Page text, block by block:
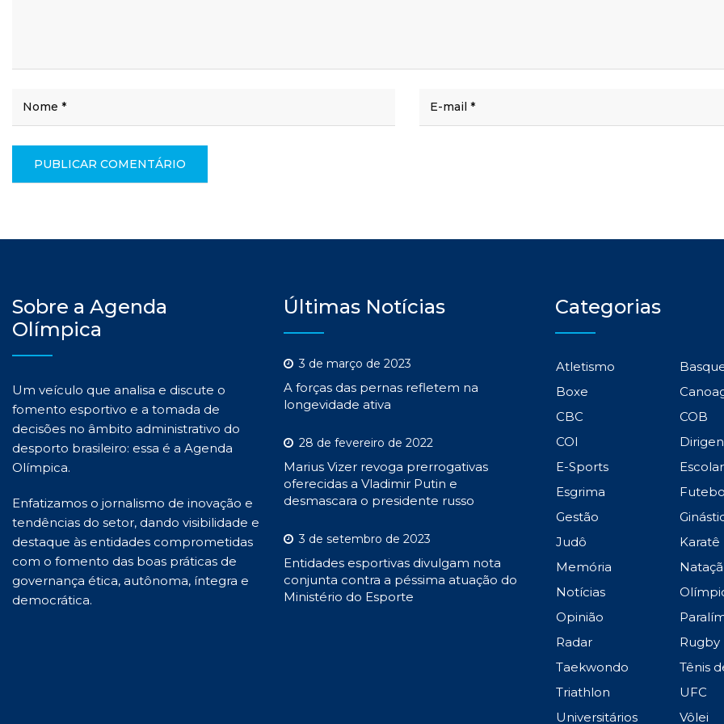
Sobre a Agenda
Olímpica
Um veículo que analisa e discute o
fomento esportivo e a tomada de
decisões no âmbito administrativo do
desporto brasileiro: essa é a Agenda
Olímpica.
Enfatizamos o jornalismo de inovação e
tendências do setor, dando visibilidade e
destaque às entidades comprometidas
com o fomento das boas práticas de
governança ética, autônoma, íntegra e
democrática.
Últimas Notícias
3 de março de 2023
A forças das pernas refletem na
longevidade ativa
28 de fevereiro de 2022
Marius Vizer revoga prerrogativas
oferecidas a Vladimir Putin e
desmascara o presidente russo
3 de setembro de 2023
Entidades esportivas divulgam nota
conjunta contra a péssima atuação do
Ministério do Esporte
Categorias
Atletismo
Boxe
CBC
COB
COI
E-Sports
Esgrima
Gestão
Judô
Karatê
Memória
Notícias
Opinião
Radar
Rugby
Taekwondo
Tênis
Triathlon
UFC
Universitários
Vôlei